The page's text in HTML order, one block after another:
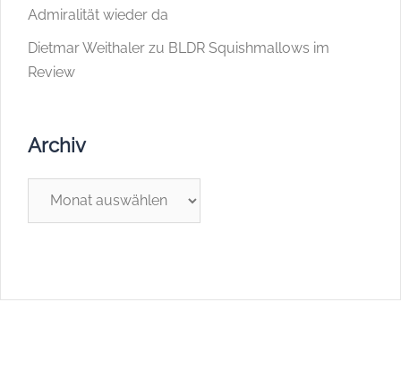
Admiralität wieder da
Dietmar Weithaler zu BLDR Squishmallows im
Review
Archiv